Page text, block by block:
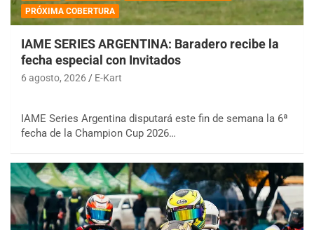
PRÓXIMA COBERTURA
IAME SERIES ARGENTINA: Baradero recibe la
fecha especial con Invitados
6 agosto, 2026 E-Kart
IAME Series Argentina disputará este fin de semana la 6ª
fecha de la Champion Cup 2026…